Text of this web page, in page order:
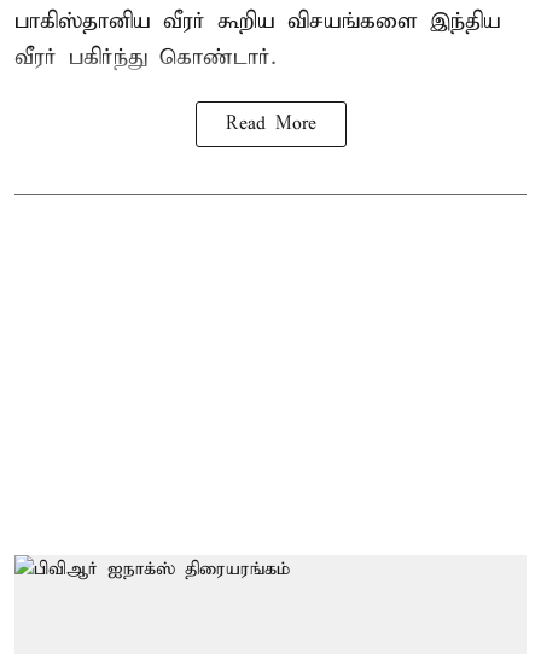
பாகிஸ்தானிய வீரர் கூறிய விசயங்களை இந்திய
வீரர் பகிர்ந்து கொண்டார்.
Read More